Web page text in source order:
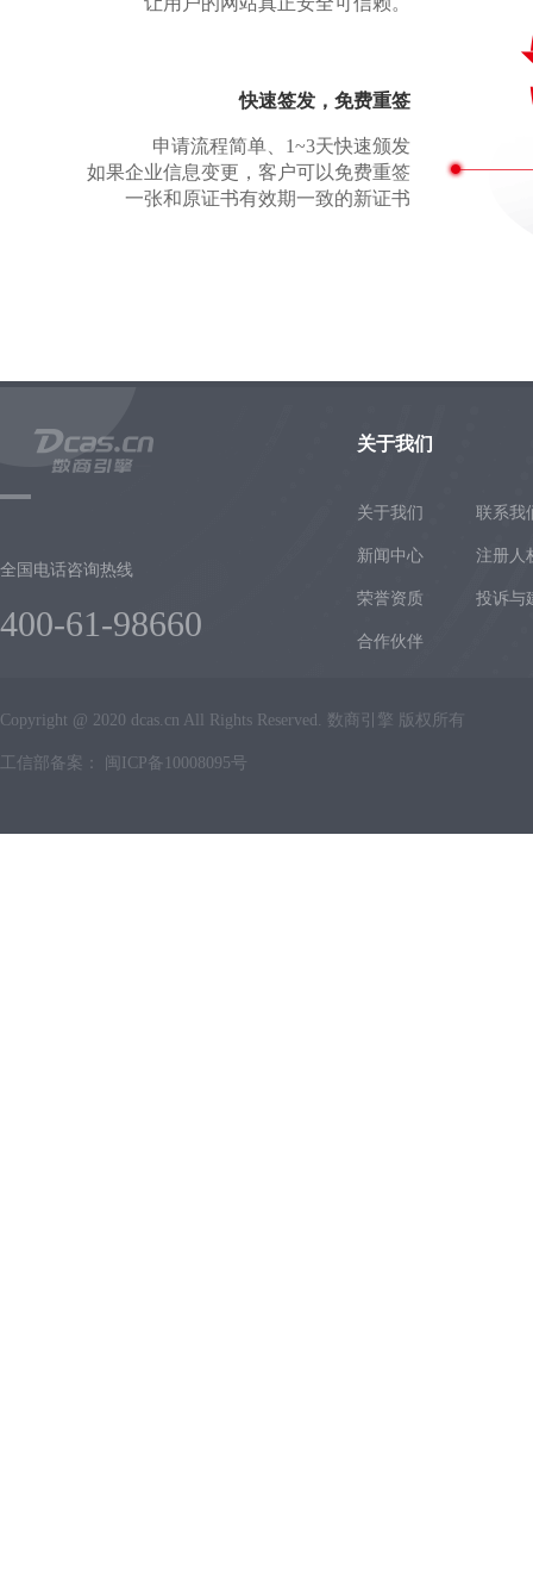
快速签发，免费重签
申请流程简单、1~3天快速颁发
如果企业信息变更，客户可以免费重签
一张和原证书有效期一致的新证书
全国电话咨询热线
400-61-98660
关于我们
关于我们 联系我
新闻中心 注册人
荣誉资质 投诉与
合作伙伴
Copyright @ 2020 dcas.cn All Rights Reserved. 数商引擎 版权所有
工信部备案： 闽ICP备10008095号